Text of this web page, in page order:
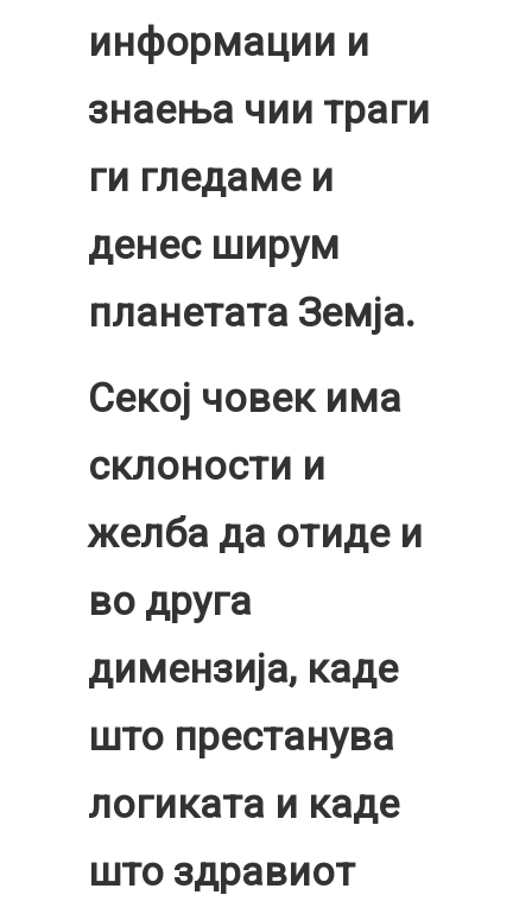
информации и
знаења чии траги
ги гледаме и
денес ширум
планетата Земја.
Секој човек има
склоности и
желба да отиде и
во друга
димензија, каде
што престанува
логиката и каде
што здравиот